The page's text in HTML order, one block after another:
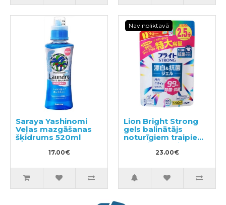
Saraya Yashinomi
Veļas mazgāšanas
šķidrums 520ml
17.00€
Nav noliktavā
Lion Bright Strong
gels balinātājs
noturīgiem traipiem
ar antibakteriālu
efektu, pildviela
23.00€